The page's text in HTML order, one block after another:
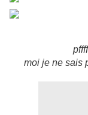
moi je ne sais